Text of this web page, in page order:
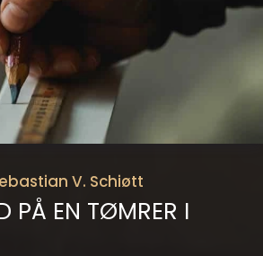
V. Schiøtt
PÅ EN TØMRER I